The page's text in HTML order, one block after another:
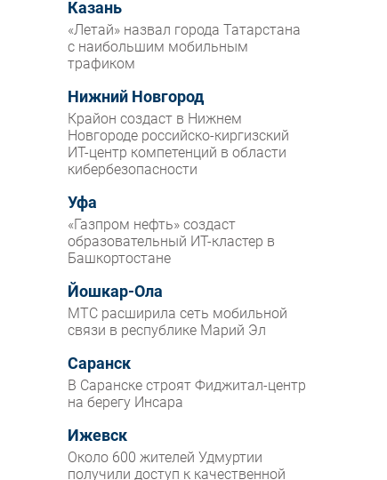
Казань
«Летай» назвал города Татарстана
с наибольшим мобильным
трафиком
Нижний Новгород
Крайон создаст в Нижнем
Новгороде российско-киргизский
ИТ-центр компетенций в области
кибербезопасности
Уфа
«Газпром нефть» создаст
образовательный ИТ-кластер в
Башкортостане
Йошкар-Ола
МТС расширила сеть мобильной
связи в республике Марий Эл
Саранск
В Саранске строят Фиджитал-центр
на берегу Инсара
Ижевск
Около 600 жителей Удмуртии
получили доступ к качественной